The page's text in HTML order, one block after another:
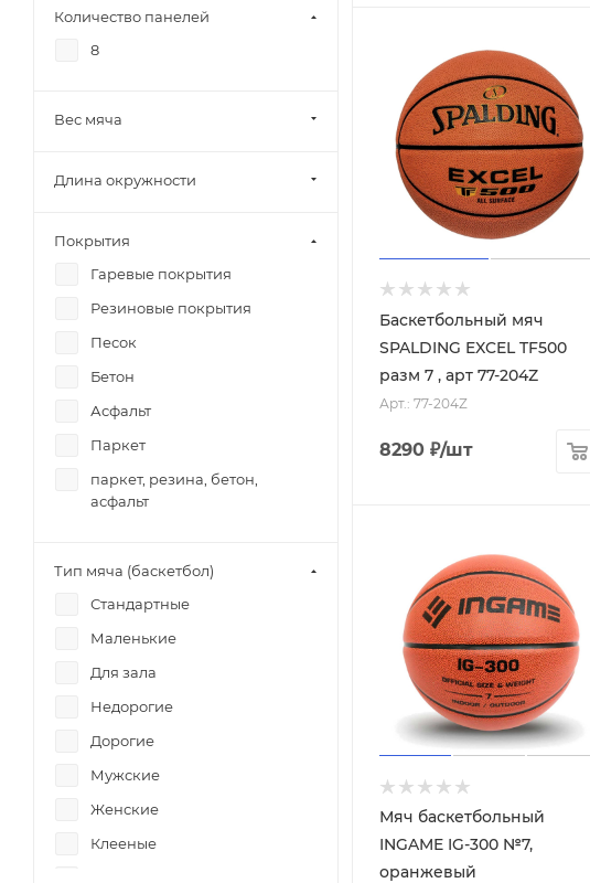
Баскетбольный мяч
SPALDING EXCEL TF500
разм 7 , арт 77-204Z
Арт.: 77-204Z
8290 ₽/шт
Мяч баскетбольный
INGAME IG-300 №7,
оранжевый
Количество панелей
8
Вес мяча
Длина окружности
Покрытия
Гаревые покрытия
Резиновые покрытия
Песок
Бетон
Асфальт
Паркет
паркет, резина, бетон,
асфальт
Тип мяча (баскетбол)
Стандартные
Маленькие
Для зала
Недорогие
Дорогие
Мужские
Женские
Клееные